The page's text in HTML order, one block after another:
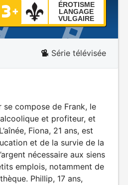
ÉROTISME
LANGAGE
VULGAIRE
Série télévisée
se compose de Frank, le
et profiteur, et
Fiona, 21 ans, est
et de la survie de la
nécessaire aux siens
emplois, notamment de
Phillip, 17 ans,